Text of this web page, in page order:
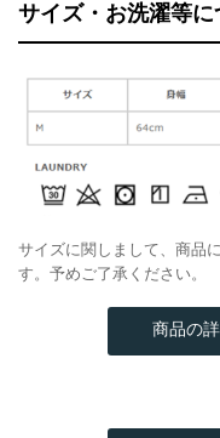
サイズ・お洗濯等に
サイズに関しまして、商品
す。予めご了承ください。
商品の